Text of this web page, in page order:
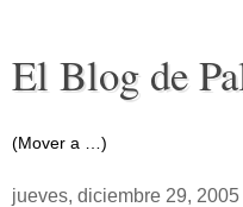
El Blog de
jueves, diciembre 29, 2005